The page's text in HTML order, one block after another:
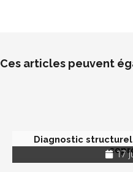
Ces articles peuvent
Diagnostic
17